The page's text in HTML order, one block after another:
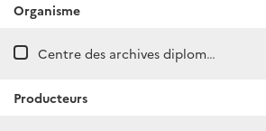
Organisme
Centre des archives diplomatiques de Nantes
Producteurs